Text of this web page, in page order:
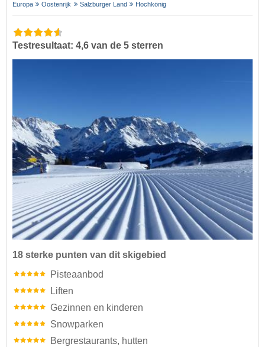
Europa Oostenrijk Salzburger Land Hochkönig
Testresultaat: 4,6 van de 5 sterren
18 sterke punten van dit skigebied
Pisteaanbod
Liften
Gezinnen en kinderen
Snowparken
Bergrestaurants, hutten